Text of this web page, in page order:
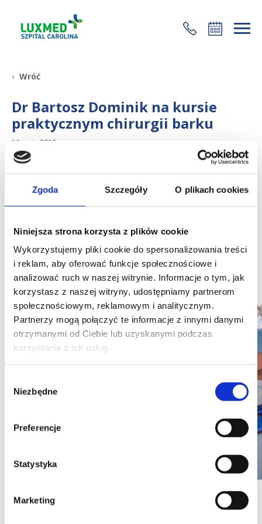
Zgoda Szczegóły O plikach cookies
Niniejsza strona korzysta z plików cookie
Wykorzystujemy pliki cookie do spersonalizowania treści
i reklam, aby oferować funkcje społecznościowe i
analizować ruch w naszej witrynie. Informacje o tym, jak
korzystasz z naszej witryny, udostępniamy partnerom
społecznościowym, reklamowym i analitycznym.
Partnerzy mogą połączyć te informacje z innymi danymi
otrzymanymi od Ciebie lub uzyskanymi podczas
korzystania z ich usług.
zgody
Niezbędne
Preferencje
Statystyka
Marketing
+48 22 35 58 200
Wróć
Dr Bartosz Dominik na kursie
praktycznym chirurgii barku
16 maja 2018
W dniach 13-14.04.2018 dr Bartosz Dominik
uczestniczył w
Ogólnopolskim Kursie Praktycznym
Działu Nauki Carolina Medical Center. W Carolina
naukowy i szkolenia. Wierzymy, że dzięki temu
będziemy mogli lepiej leczyć i pomagać pacjentom.
Kurs organizowany był przez Centrum Edukacji
Medycznej (www.cemed.pl).